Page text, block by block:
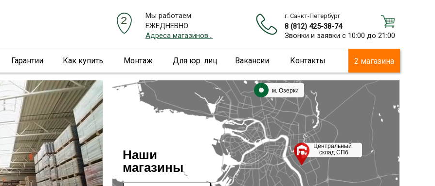
г. Санкт-Петербург
8 (812) 425-38-74
Звонки и заявки с 10:00 до 21:00
Мы работаем
ЕЖЕДНЕВНО
Адреса магазинов...
Гарантии Как купить Монтаж Для юр. лиц Вакансии Контакты 2 магазина
Наши
магазины
м. Озерки
Центральный
склад СПб